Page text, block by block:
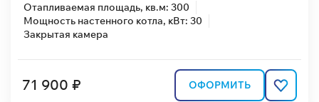
Отапливаемая площадь, кв.м: 300
Мощность настенного котла, кВт: 30
Закрытая камера
71 900 ₽ ОФОРМИТЬ